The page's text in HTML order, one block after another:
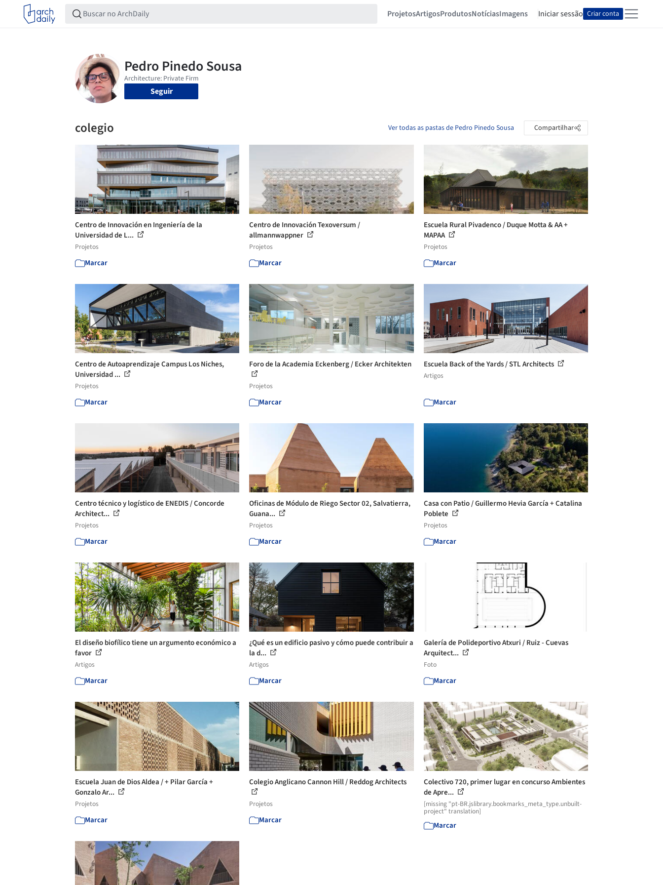
ProjetosArtigosProdutosNotíciasImagens Iniciar sessão Criar conta
Seguir
colegio Ver todas as pastas de Pedro Pinedo Sousa Compartilhar
Centro de Innovación en Ingeniería de la
Universidad de L...
Projetos
Marcar
Centro de Innovación Texoversum /
allmannwappner
Projetos
Marcar
Escuela Rural Pivadenco / Duque Motta & AA +
MAPAA
Projetos
Marcar
Centro de Autoaprendizaje Campus Los Niches,
Universidad ...
Projetos
Marcar
Foro de la Academia Eckenberg / Ecker Architekten
Projetos
Marcar
Escuela Back of the Yards / STL Architects
Artigos
Marcar
Centro técnico y logístico de ENEDIS / Concorde
Architect...
Projetos
Marcar
Oficinas de Módulo de Riego Sector 02, Salvatierra,
Guana...
Projetos
Marcar
Casa con Patio / Guillermo Hevia García + Catalina
Poblete
Projetos
Marcar
El diseño biofílico tiene un argumento económico a
favor
Artigos
Marcar
¿Qué es un edificio pasivo y cómo puede contribuir a
la d...
Artigos
Marcar
Galería de Polideportivo Atxuri / Ruiz - Cuevas
Arquitect...
Foto
Marcar
Escuela Juan de Dios Aldea / + Pilar García +
Gonzalo Ar...
Projetos
Marcar
Colegio Anglicano Cannon Hill / Reddog Architects
Projetos
Marcar
Colectivo 720, primer lugar en concurso Ambientes
de Apre...
[missing "pt-BR.jslibrary.bookmarks_meta_type.unbuilt-
project" translation]
Marcar